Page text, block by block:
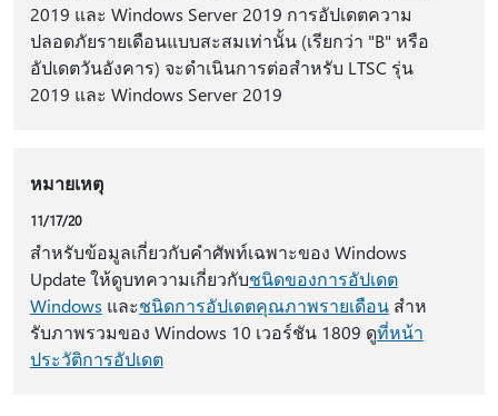
2019 และ Windows Server 2019 การอัปเดตความ
ปลอดภัยรายเดือนแบบสะสมเท่านั้น (เรียกว่า "B" หรือ
อัปเดตวันอังคาร) จะดําเนินการต่อสําหรับ LTSC รุ่น
2019 และ Windows Server 2019
หมายเหตุ
11/17/20
สําหรับข้อมูลเกี่ยวกับคําศัพท์เฉพาะของ Windows
Update ให้ดูบทความเกี่ยวกับชนิดของการอัปเดต
Windows และชนิดการอัปเดตคุณภาพรายเดือนสําห
รับภาพรวมของ Windows 10 เวอร์ชัน 1809 ดูที่หน้า
ประวัติการอัปเดต